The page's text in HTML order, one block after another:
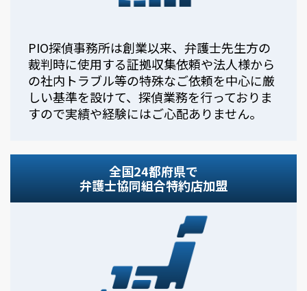
PIO探偵事務所は創業以来、弁護士先生方の
裁判時に使用する証拠収集依頼や法人様から
の社内トラブル等の特殊なご依頼を中心に厳
しい基準を設けて、探偵業務を行っておりま
すので実績や経験にはご心配ありません。
全国24都府県で
弁護士協同組合特約店加盟